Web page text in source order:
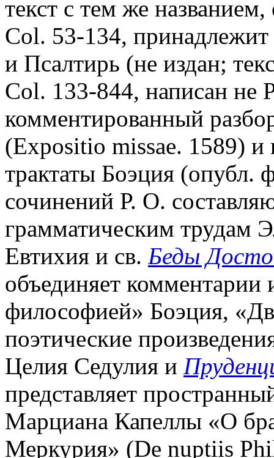
текст с тем же
Col. 53-134,
и Псалтирь (не издан;
Col. 133-844, написан не
комментированный
(Expositio missae. 1589) и
трактаты Боэция (опубл.
сочинений Р. О.
грамматическим трудам
Евтихия и св. Беды
объединяет
философией» Боэция,
поэтические
Целия Седулия и
представляет
Марциана Капеллы «О
Меркурия» (De nuptiis